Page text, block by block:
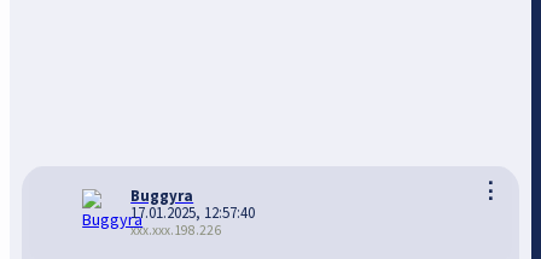
⋮
Buggyra
17.01.2025, 12:57:40
xxx.xxx.198.226